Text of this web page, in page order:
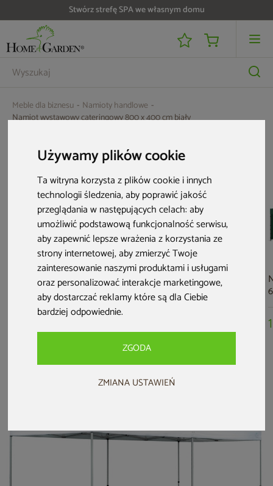
Używamy plików cookie
Ta witryna korzysta z plików cookie i innych
technologii śledzenia, aby poprawić jakość
przeglądania w następujących celach:aby
umożliwić podstawową funkcjonalność serwisu,
aby zapewnić lepsze wrażenia z korzystania ze
strony internetowej,aby zmierzyć Twoje
zainteresowanie naszymi produktami i usługami
oraz personalizować interakcje marketingowe,
aby dostarczać reklamy które są dla Ciebie
bardziej odpowiednie.
ZGODA
ZMIANA USTAWIEŃ
Stwórz strefę SPA we własnym domu
Meble dla biznesu
Namioty handlowe
Namiot wystawowy cateringowy 800 x 400 cm biały
Aktualne oferty
Namiot handlowy
300 x 200 cm
zielony
Namiot handlowy
600 x 300 cm moro
Nowość
Namiot handlowy
300 x 300 cm
zielony